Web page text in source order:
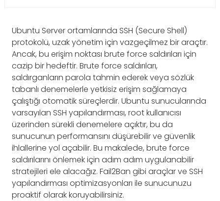
Ubuntu Server ortamlarında SSH (Secure Shell)
protokolü, uzak yönetim için vazgeçilmez bir araçtır.
Ancak, bu erişim noktası brute force saldırıları için
cazip bir hedeftir. Brute force saldırıları,
saldırganların parola tahmin ederek veya sözlük
tabanlı denemelerle yetkisiz erişim sağlamaya
çalıştığı otomatik süreçlerdir. Ubuntu sunucularında
varsayılan SSH yapılandırması, root kullanıcısı
üzerinden sürekli denemelere açıktır, bu da
sunucunun performansını düşürebilir ve güvenlik
ihlallerine yol açabilir. Bu makalede, brute force
saldırılarını önlemek için adım adım uygulanabilir
stratejileri ele alacağız. Fail2Ban gibi araçlar ve SSH
yapılandırması optimizasyonları ile sunucunuzu
proaktif olarak koruyabilirsiniz.